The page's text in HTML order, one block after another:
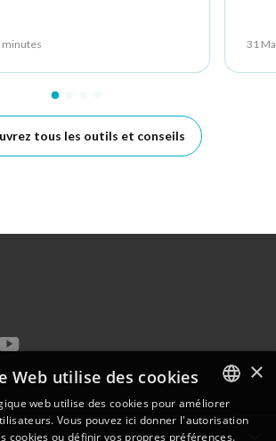
minutes 31
tous les outils et conseils
82
DUTCH
×
Web utilise des cookies
web utilise des cookies pour améliorer
Vous pouvez ici donner l'autorisation
cookies ou définir vos propres préférences.